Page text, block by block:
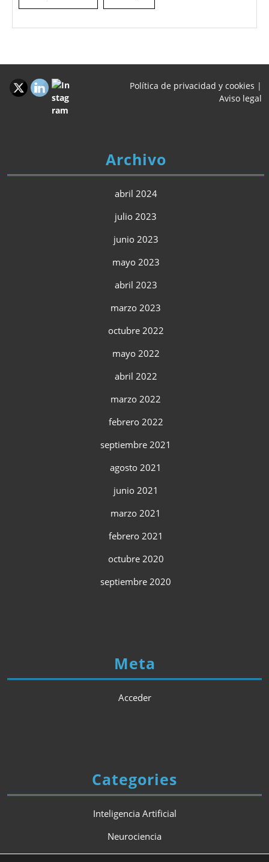
Política de privacidad y cookies |
Aviso legal
Archivo
abril 2024
julio 2023
junio 2023
mayo 2023
abril 2023
marzo 2023
octubre 2022
mayo 2022
abril 2022
marzo 2022
febrero 2022
septiembre 2021
agosto 2021
junio 2021
marzo 2021
febrero 2021
octubre 2020
septiembre 2020
Meta
Acceder
Categories
Inteligencia Artificial
Neurociencia